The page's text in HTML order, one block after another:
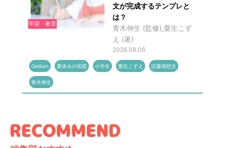
学習・教育
文が完成するテンプレと
は？
青木伸生 (監修),粟生こず
え (著)
2026.08.06
Gakken 夏休みの宿題 小学生 粟生こずえ 読書感想文
青木伸生